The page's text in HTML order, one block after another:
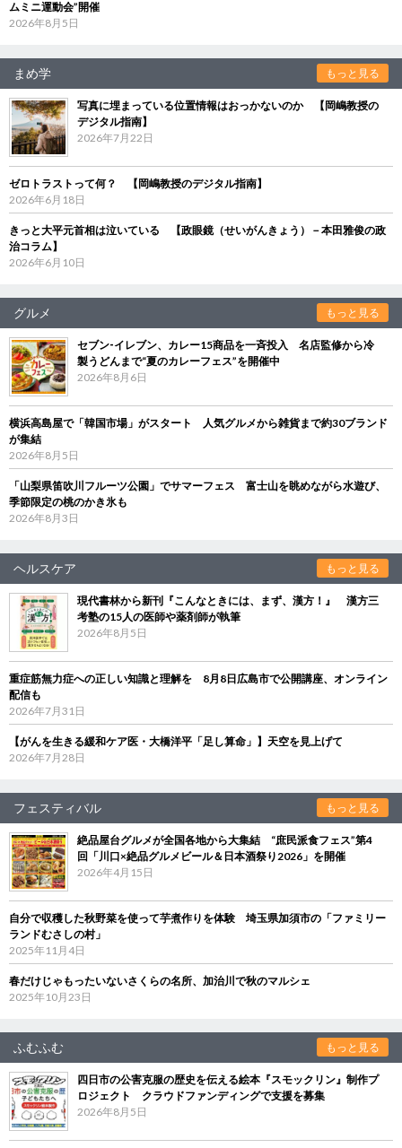
ムミニ運動会”開催
2026年8月5日
まめ学 もっと見る
写真に埋まっている位置情報はおっかないのか 【岡嶋教授の
デジタル指南】
2026年7月22日
ゼロトラストって何？ 【岡嶋教授のデジタル指南】
2026年6月18日
きっと大平元首相は泣いている 【政眼鏡（せいがんきょう）－本田雅俊の政
治コラム】
2026年6月10日
グルメ もっと見る
セブン‐イレブン、カレー15商品を一斉投入 名店監修から冷
製うどんまで“夏のカレーフェス”を開催中
2026年8月6日
横浜高島屋で「韓国市場」がスタート 人気グルメから雑貨まで約30ブランド
が集結
2026年8月5日
「山梨県笛吹川フルーツ公園」でサマーフェス 富士山を眺めながら水遊び、
季節限定の桃のかき氷も
2026年8月3日
ヘルスケア もっと見る
現代書林から新刊『こんなときには、まず、漢方！』 漢方三
考塾の15人の医師や薬剤師が執筆
2026年8月5日
重症筋無力症への正しい知識と理解を 8月8日広島市で公開講座、オンライン
配信も
2026年7月31日
【がんを生きる緩和ケア医・大橋洋平「足し算命」】天空を見上げて
2026年7月28日
フェスティバル もっと見る
絶品屋台グルメが全国各地から大集結 “庶民派食フェス”第4
回「川口×絶品グルメビール＆日本酒祭り2026」を開催
2026年4月15日
自分で収穫した秋野菜を使って芋煮作りを体験 埼玉県加須市の「ファミリー
ランドむさしの村」
2025年11月4日
春だけじゃもったいないさくらの名所、加治川で秋のマルシェ
2025年10月23日
ふむふむ もっと見る
四日市の公害克服の歴史を伝える絵本『スモックリン』制作プ
ロジェクト クラウドファンディングで支援を募集
2026年8月5日